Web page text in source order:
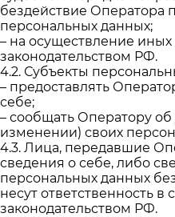
бездействие Оператора
персональных данных;
– на осуществление
законодательством РФ.
4.2. Субъекты
– предоставлять
себе;
– сообщать Оператору
изменении) своих
4.3. Лица, передавшие
сведения о себе, либо
персональных данных
несут ответственность в
законодательством РФ.